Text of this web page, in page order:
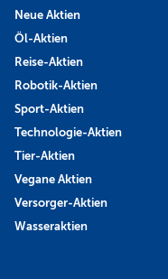
Neue Aktien
Öl-Aktien
Reise-Aktien
Robotik-Aktien
Sport-Aktien
Technologie-Aktien
Tier-Aktien
Vegane Aktien
Versorger-Aktien
Wasseraktien